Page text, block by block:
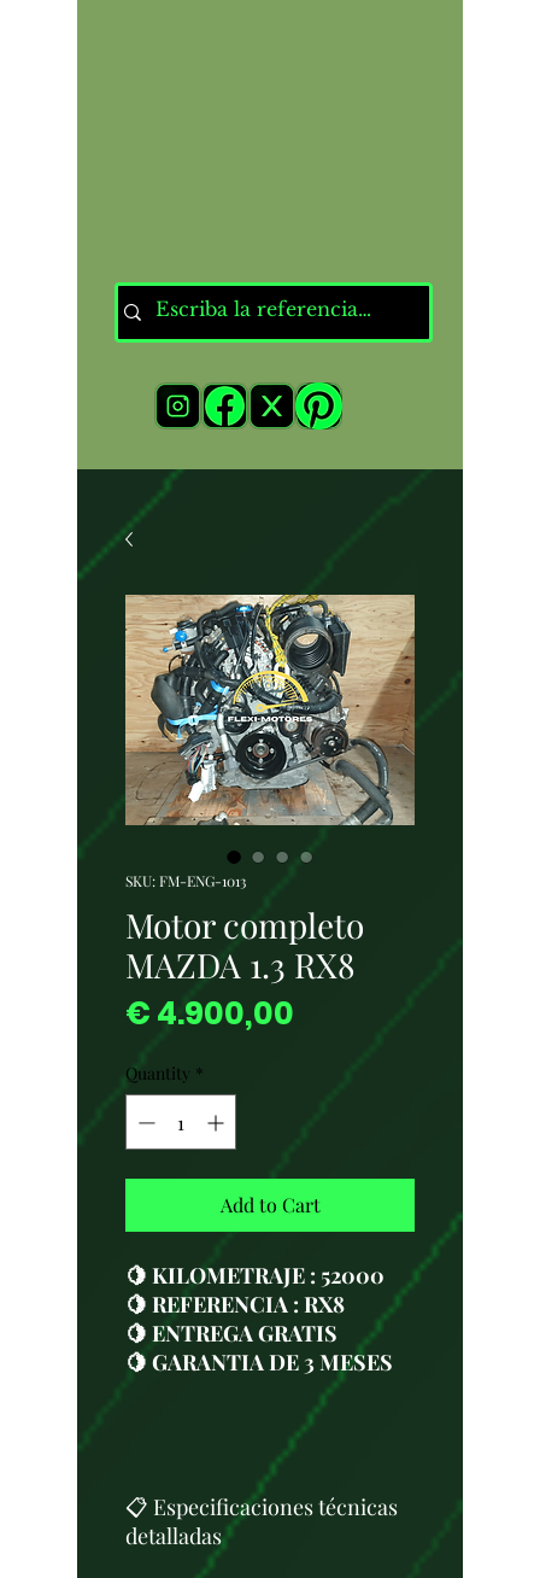
SKU: FM-ENG-1013
Motor completo
MAZDA 1.3 RX8
€ 4.900,00
Quantity *
Add to Cart
🍋 KILOMETRAJE : 52000
🍋 REFERENCIA : RX8
🍋 ENTREGA GRATIS
🍋 GARANTIA DE 3 MESES
📋 Especificaciones técnicas
detalladas